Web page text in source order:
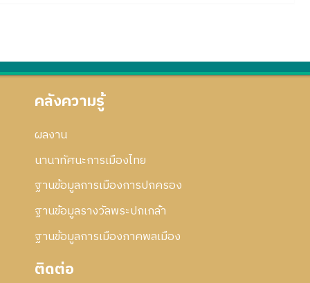
คลังความรู้
ผลงาน
นานาทัศนะการเมืองไทย
ฐานข้อมูลการเมืองการปกครอง
ฐานข้อมูลรางวัลพระปกเกล้า
ฐานข้อมูลการเมืองภาคพลเมือง
ติดต่อ